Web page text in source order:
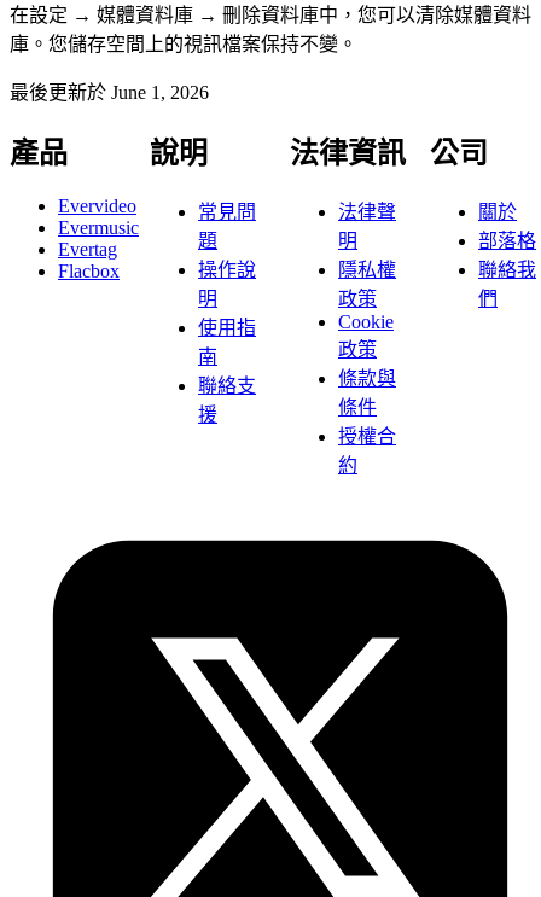
在設定 → 媒體資料庫 → 刪除資料庫中，您可以清除媒體資料
庫。您儲存空間上的視訊檔案保持不變。
最後更新於 June 1, 2026
產品
Evervideo
Evermusic
Evertag
Flacbox
說明
常見問
題
操作說
明
使用指
南
聯絡支
援
法律資訊
法律聲
明
隱私權
政策
Cookie
政策
條款與
條件
授權合
約
公司
關於
部落格
聯絡我
們